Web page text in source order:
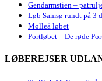
Gendarmstien –
Løb Samsø rundt på 3
Mølleå løbet
Portløbet – De røde
LØBEREJSER